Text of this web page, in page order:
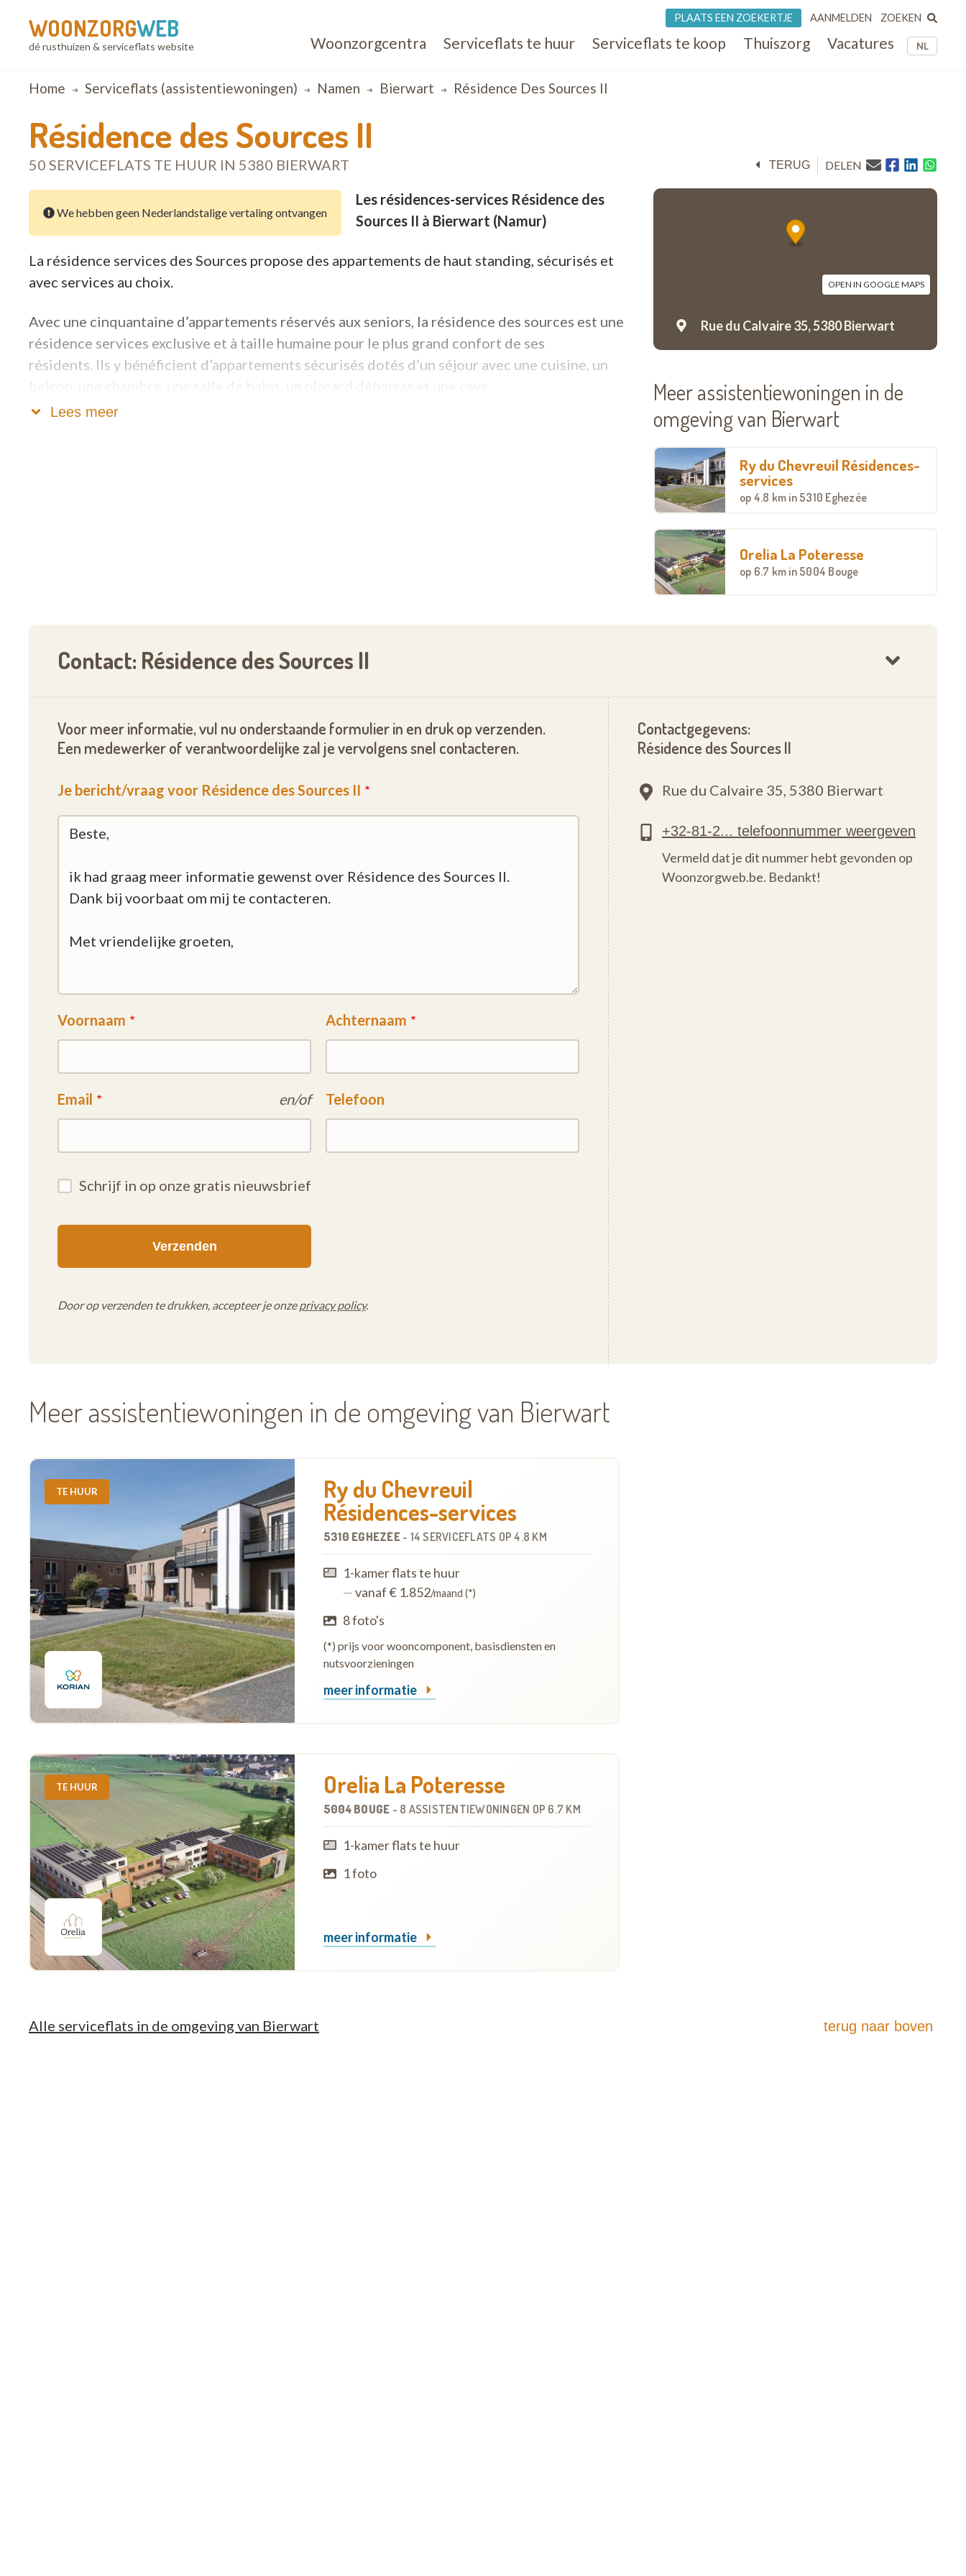
WOONZORGWEB
dé rusthuizen & serviceflats website NL
Woonzorgcentra Serviceflats te huur Serviceflats te koop Thuiszorg Vacatures
PLAATS EEN ZOEKERTJE AANMELDEN ZOEKEN
Breadcrumb
Home Serviceflats (assistentiewoningen) Namen Bierwart Résidence Des Sources II
Résidence des Sources II
50 SERVICEFLATS TE HUUR IN 5380 BIERWART TERUG DELEN
OPEN IN GOOGLE MAPS
Rue du Calvaire 35,5380 Bierwart
We hebben geen Nederlandstalige vertaling ontvangen
Les résidences-services Résidence des
Sources II à Bierwart (Namur)
La résidence services des Sources propose des appartements de haut standing, sécurisés et
avec services au choix.
Avec une cinquantaine d’appartements réservés aux seniors, la résidence des sources est une
résidence services exclusive et à taille humaine pour le plus grand confort de ses
résidents. Ils y bénéficient d’appartements sécurisés dotés d’un séjour avec une cuisine, un
balcon, une chambre, une salle de bains, un placard débarras et une cave.
Lees meer
Meer assistentiewoningen in de
omgeving van Bierwart
Ry du Chevreuil Résidences-
services
op 4.8 km in 5310 Eghezée
Orelia La Poteresse
op 6.7 km in 5004 Bouge
Contact: Résidence des Sources II
Voor meer informatie, vul nu onderstaande formulier in en druk op verzenden.
Een medewerker of verantwoordelijke zal je vervolgens snel contacteren.
Je bericht/vraag voor Résidence des Sources II
Voornaam Achternaam
Email en/of Telefoon
Schrijf in op onze gratis nieuwsbrief
Door op verzenden te drukken, accepteer je onzeprivacy policy.
Contactgegevens:
Résidence des Sources II
Rue du Calvaire 35, 5380 Bierwart
Vermeld dat je dit nummer hebt gevonden op
Woonzorgweb.be. Bedankt!
Meer assistentiewoningen in de omgeving van Bierwart
TE HUUR Ry du Chevreuil
Résidences-services
5310 EGHEZÉE - 14 SERVICEFLATS OP4.8 KM
1-kamer flats te huur
—vanaf € 1.852/maand (*)
8 foto's
(*) prijs voor wooncomponent, basisdiensten en
nutsvoorzieningen
meer informatie
TE HUUR Orelia La Poteresse
5004 BOUGE - 8 ASSISTENTIEWONINGEN OP 6.7 KM
1-kamer flats te huur
1 foto
meer informatie
Alle serviceflats in de omgeving van Bierwart terug naar boven